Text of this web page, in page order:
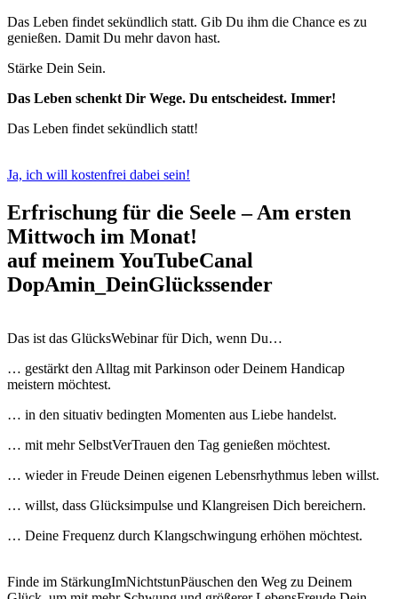
Das Leben findet sekündlich statt. Gib Du ihm die Chance es zu
genießen. Damit Du mehr davon hast.
Stärke Dein Sein.
Das Leben schenkt Dir Wege. Du entscheidest. Immer!
Das Leben findet sekündlich statt!
Ja, ich will kostenfrei dabei sein!
Erfrischung für die Seele – Am ersten
Mittwoch im Monat!
auf meinem YouTubeCanal
DopAmin_DeinGlückssender
Das ist das GlücksWebinar für Dich, wenn Du…
… gestärkt den Alltag mit Parkinson oder Deinem Handicap
meistern möchtest.
… in den situativ bedingten Momenten aus Liebe handelst.
… mit mehr SelbstVerTrauen den Tag genießen möchtest.
… wieder in Freude Deinen eigenen Lebensrhythmus leben willst.
… willst, dass Glücksimpulse und Klangreisen Dich bereichern.
… Deine Frequenz durch Klangschwingung erhöhen möchtest.
Finde im StärkungImNichtstunPäuschen den Weg zu Deinem